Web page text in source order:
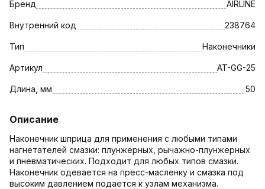
Бренд AIRLINE
Внутренний код 238764
Тип Наконечники
Артикул AT-GG-25
Длина, мм 50
Описание
Наконечник шприца для применения с любыми типами
нагнетателей смазки: плунжерных, рычажно-плунжерных
и пневматических. Подходит для любых типов смазки.
Наконечник одевается на пресс-масленку и смазка под
высоким давлением подается к узлам механизма.